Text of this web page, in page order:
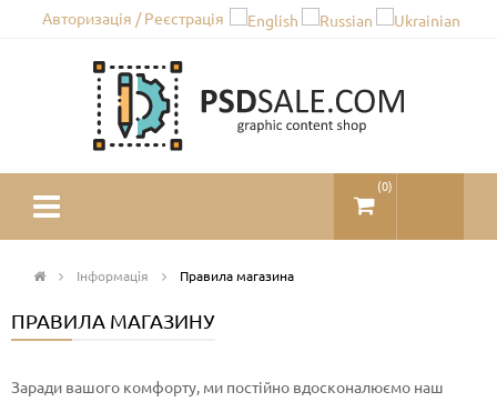
Авторизація / Реєстрація
(0)
Інформація Правила магазина
ПРАВИЛА МАГАЗИНУ
Заради вашого комфорту, ми постійно вдосконалюємо наш